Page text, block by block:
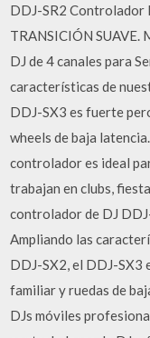
DDJ-SR2 Controlador
TRANSICIÓN
DJ de 4 canales para
características de
DDJ-SX3 es fuerte
wheels de baja
controlador es ideal
trabajan en clubs,
controlador de DJ
Ampliando las
DDJ-SX2, el DDJ-
familiar y ruedas de
DJs móviles